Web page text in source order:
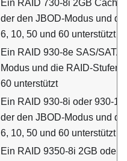
Ein RAID 730-8i 2GB Cache
der den JBOD-Modus und
6, 10, 50 und 60 unterstützt
Ein RAID 930-8e SAS/
Modus und die RAID-Stufen
60 unterstützt
Ein RAID 930-8i oder 930-
der den JBOD-Modus und
6, 10, 50 und 60 unterstützt
Ein RAID 9350-8i 2GB oder